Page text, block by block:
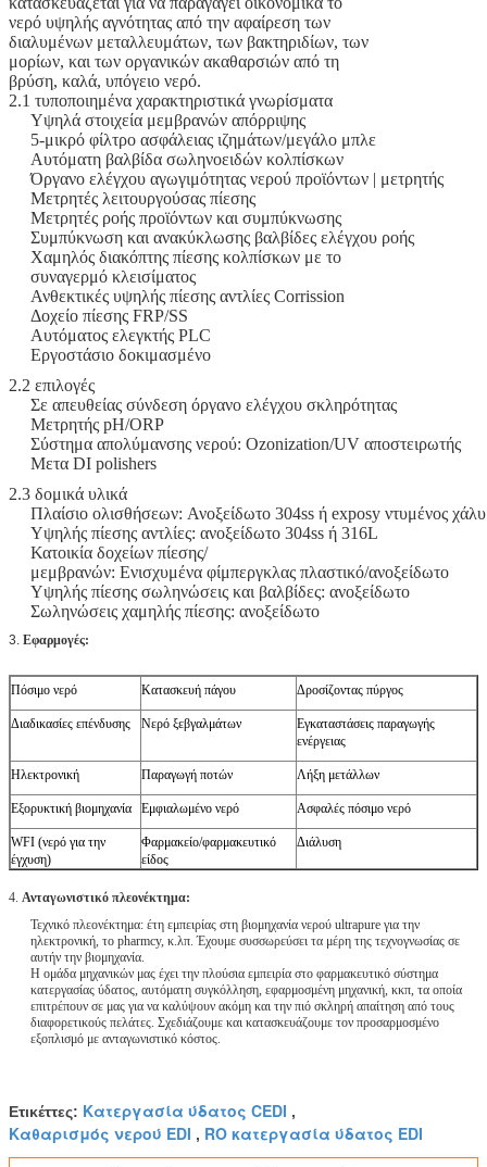
νερό υψηλής αγνότητας από την αφαίρεση των
διαλυμένων μεταλλευμάτων, των βακτηριδίων, των
μορίων, και των οργανικών ακαθαρσιών από τη
βρύση, καλά, υπόγειο νερό.
2.1 τυποποιημένα χαρακτηριστικά γνωρίσματα
Υψηλά στοιχεία μεμβρανών απόρριψης
5-μικρό φίλτρο ασφάλειας ιζημάτων/μεγάλο μπλε
Αυτόματη βαλβίδα σωληνοειδών κολπίσκων
Όργανο ελέγχου αγωγιμότητας νερού προϊόντων | μετρητής
Μετρητές λειτουργούσας πίεσης
Μετρητές ροής προϊόντων και συμπύκνωσης
Συμπύκνωση και ανακύκλωσης βαλβίδες ελέγχου ροής
Χαμηλός διακόπτης πίεσης κολπίσκων με το
συναγερμό κλεισίματος
Ανθεκτικές υψηλής πίεσης αντλίες Corrission
Δοχείο πίεσης FRP/SS
Αυτόματος ελεγκτής PLC
Εργοστάσιο δοκιμασμένο
2.2 επιλογές
Σε απευθείας σύνδεση όργανο ελέγχου σκληρότητας
Μετρητής pH/ORP
Σύστημα απολύμανσης νερού: Ozonization/UV αποστειρωτής
Μετα DI polishers
2.3 δομικά υλικά
Πλαίσιο ολισθήσεων: Ανοξείδωτο 304ss ή exposy ντυμένος
Υψηλής πίεσης αντλίες: ανοξείδωτο 304ss ή 316L
Κατοικία δοχείων πίεσης/
μεμβρανών: Ενισχυμένα φίμπεργκλας πλαστικό/ανοξείδωτο
Υψηλής πίεσης σωληνώσεις και βαλβίδες: ανοξείδωτο
Σωληνώσεις χαμηλής πίεσης: ανοξείδωτο
3. Εφαρμογές:
Πόσιμο νερό Κατασκευή πάγου Δροσίζοντας πύργος
Διαδικασίες επένδυσης Νερό ξεβγαλμάτων
Εγκαταστάσεις παραγωγής
ενέργειας
Ηλεκτρονική Παραγωγή ποτών Λήξη μετάλλων
Εξορυκτική βιομηχανία Εμφιαλωμένο νερό Ασφαλές πόσιμο νερό
WFI (νερό για την
έγχυση)
Φαρμακείο/φαρμακευτικό
είδος
Διάλυση
4. Ανταγωνιστικό πλεονέκτημα:
Τεχνικό πλεονέκτημα: έτη εμπειρίας στη βιομηχανία νερού ultrapure για την
ηλεκτρονική, το pharmcy, κ.λπ. Έχουμε συσσωρεύσει τα μέρη της τεχνογνωσίας σε
αυτήν την βιομηχανία.
Η ομάδα μηχανικών μας έχει την πλούσια εμπειρία στο φαρμακευτικό σύστημα
κατεργασίας ύδατος, αυτόματη συγκόλληση, εφαρμοσμένη μηχανική, κκπ, τα οποία
επιτρέπουν σε μας για να καλύψουν ακόμη και την πιό σκληρή απαίτηση από τους
διαφορετικούς πελάτες. Σχεδιάζουμε και κατασκευάζουμε τον προσαρμοσμένο
εξοπλισμό με ανταγωνιστικό κόστος.
Ετικέττες: Κατεργασία ύδατος CEDI ,
Καθαρισμός νερού EDI , RO κατεργασία ύδατος EDI